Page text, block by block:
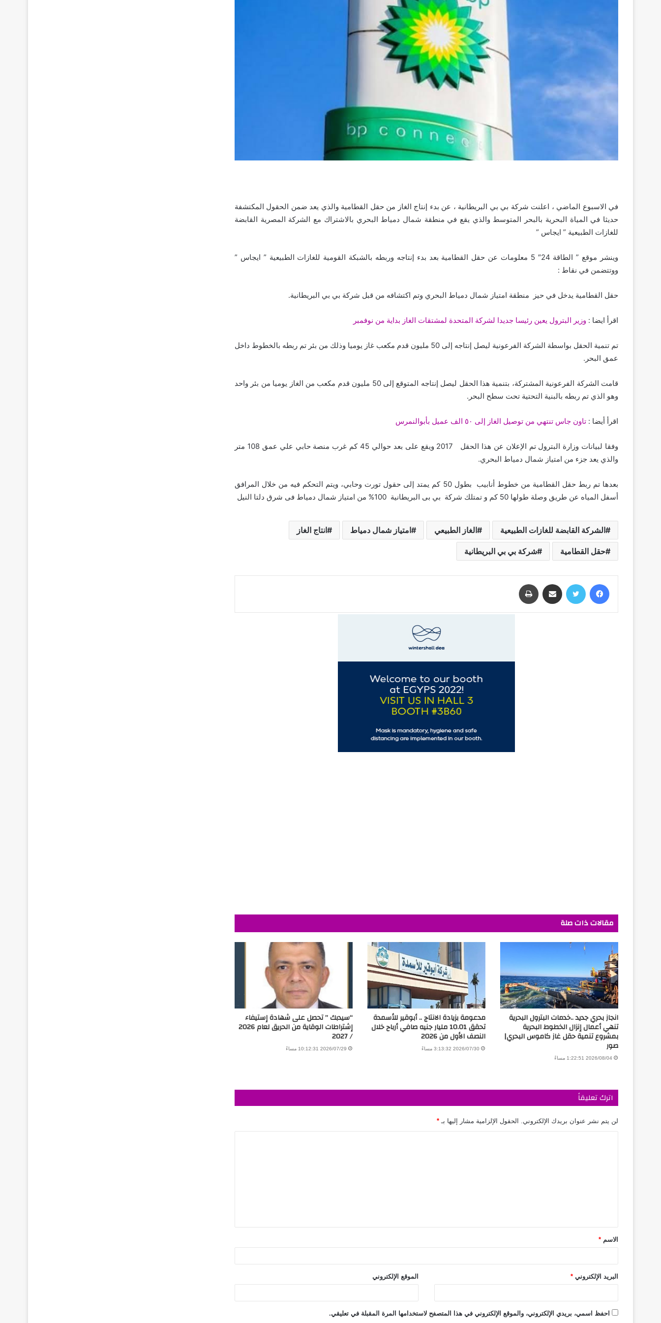
في الاسبوع الماضي ، اعلنت شركة بي بي البريطانية ، عن بدء إنتاج الغاز من حقل القطامية والذي يعد ضمن الحقول المكتشفة
حديثا في المياة البحرية بالبحر المتوسط والذي يقع في منطقة شمال دمياط البحري بالاشتراك مع الشركة المصرية القابضة
للغازات الطبيعية ” ايجاس ”
وينشر موقع ” الطاقة 24″ 5 معلومات عن حقل القطامية بعد بدء إنتاجه وربطه بالشبكة القومية للغازات الطبيعية ” ايجاس ”
ووتتضمن في نقاط :
حقل القطامية يدخل في حيز منطقة امتياز شمال دمياط البحري وتم اكتشافه من قبل شركة بي بي البريطانية.
اقرأ ايضا : وزير البترول يعين رئيسا جديدا لشركة المتحدة لمشتقات الغاز بداية من نوفمبر
تم تنمية الحقل بواسطة الشركة الفرعونية ليصل إنتاجه إلى 50 مليون قدم مكعب غاز يوميا وذلك من بئر تم ربطه بالخطوط داخل
عمق البحر.
قامت الشركة الفرعونية المشتركة، بتنمية هذا الحقل ليصل إنتاجه المتوقع إلى 50 مليون قدم مكعب من الغاز يوميا من بئر واحد
وهو الذي تم ربطه بالبنية التحتية تحت سطح البحر.
اقرأ أيضا : تاون جاس تنتهي من توصيل الغاز إلى ٥٠ الف عميل بأبوالنمرس
وفقا لبيانات وزارة البترول تم الإعلان عن هذا الحقل 2017 ويقع على بعد حوالي 45 كم غرب منصة حابي علي عمق 108 متر
والذي يعد جزء من امتياز شمال دمياط البحري.
بعدها تم ربط حقل القطامية من خطوط أنابيب بطول 50 كم يمتد إلى حقول تورت وحابي، ويتم التحكم فيه من خلال المرافق
أسفل المياه عن طريق وصلة طولها 50 كم و تمتلك شركة بي بى البريطانية 100% من امتياز شمال دمياط فى شرق دلتا النيل
الشركة القابضة للغازات الطبيعية الغاز الطبيعي امتياز شمال دمياط انتاج الغاز
حقل القطامية شركة بي بي البريطانية
فيسبوك تويتر مشاركة عبر البريد
مقالات ذات صلة
انجاز بحري جديد ..خدمات البترول البحرية
تنهي أعمال إنزال الخطوط البحرية
بمشروع تنمية حقل غاز كاموس البحري|
صور
2026/08/04 1:22:51 مساءً
مدعومة بزيادة الانتاج .. أبوقير للأسمدة
تحقق 10.01 مليار جنيه صافي أرباح خلال
النصف الأول من 2026
2026/07/30 3:13:32 مساءً
“سيدبك ” تحصل على شهادة إستيفاء
إشتراطات الوقاية من الحريق لعام 2026
/ 2027
2026/07/29 10:12:31 مساءً
اترك تعليقاً
لن يتم نشر عنوان بريدك الإلكتروني. الحقول الإلزامية مشار إليها بـ *
الاسم *
البريد الإلكتروني * الموقع الإلكتروني
احفظ اسمي، بريدي الإلكتروني، والموقع الإلكتروني في هذا المتصفح لاستخدامها المرة المقبلة في تعليقي.